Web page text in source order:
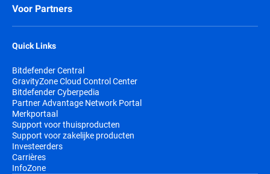
Voor Partners
Quick Links
Bitdefender Central
GravityZone Cloud Control Center
Bitdefender Cyberpedia
Partner Advantage Network Portal
Merkportaal
Support voor thuisproducten
Support voor zakelijke producten
Investeerders
Carrières
InfoZone